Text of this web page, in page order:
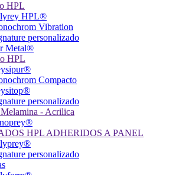
HPL
HPL®
Vibration
personalizado
Metal®
HPL
Compacto
personalizado
- Acrilica
HPL ADHERIDOS A PANEL
personalizado